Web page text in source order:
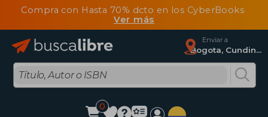
Compra con Hasta 70% dcto en los CyberBooks
Ver más
Enviar a
Bogota, Cundinamarca
0